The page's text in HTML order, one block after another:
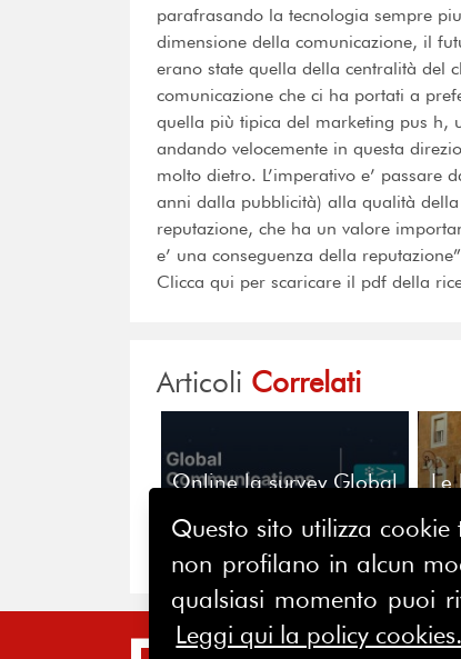
parafrasando la tecnologia sempre
dimensione della comunicazione, il
erano state quella della centralità del
comunicazione che ci ha portati a
quella più tipica del marketing pus h,
andando velocemente in questa
molto dietro. L’imperativo e’
anni dalla pubblicità) alla qualità
reputazione, che ha un valore
e’ una conseguenza della
Clicca qui per scaricare il pdf della
Articoli Correlati
Online la survey Global
Intelligence Pulse 2026
Le
Questo sito utilizza
non profilano in alcun
qualsiasi momento puoi
Leggi qui la policy cookies.